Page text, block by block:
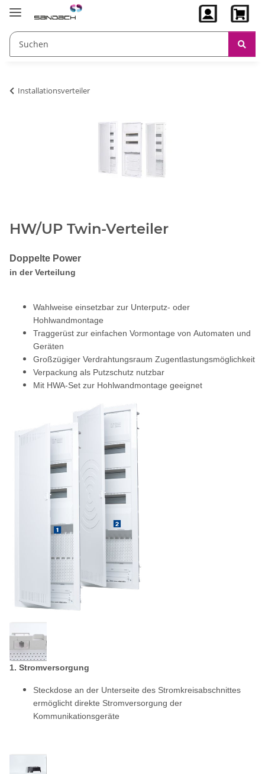
Installationsverteiler
HW/UP Twin-Verteiler
Doppelte Power
in der Verteilung
Wahlweise einsetzbar zur Unterputz- oder
Hohlwandmontage
Traggerüst zur einfachen Vormontage von Automaten und
Geräten
Großzügiger Verdrahtungsraum Zugentlastungsmöglichkeit
Verpackung als Putzschutz nutzbar
Mit HWA-Set zur Hohlwandmontage geeignet
1. Stromversorgung
Steckdose an der Unterseite des Stromkreisabschnittes
ermöglicht direkte Stromversorgung der
Kommunikationsgeräte